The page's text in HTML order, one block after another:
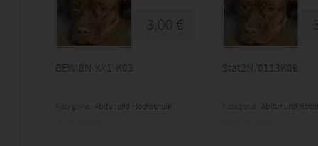
3,00 €
BEWI8N-XX1-K03
Abitur und Hochschule
Stat2N/0113K08
Abitur und